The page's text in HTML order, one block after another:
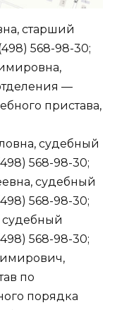
старший
568-98-30;
—
пристава,
судебный
568-98-30;
судебный
568-98-30;
судебный
568-98-30;
по
порядка